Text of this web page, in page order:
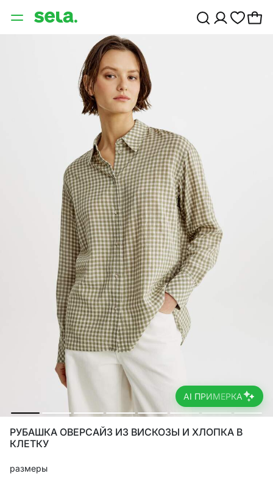
AI ПРИМЕРКА
РУБАШКА ОВЕРСАЙЗ ИЗ ВИСКОЗЫ И ХЛОПКА В
КЛЕТКУ
размеры